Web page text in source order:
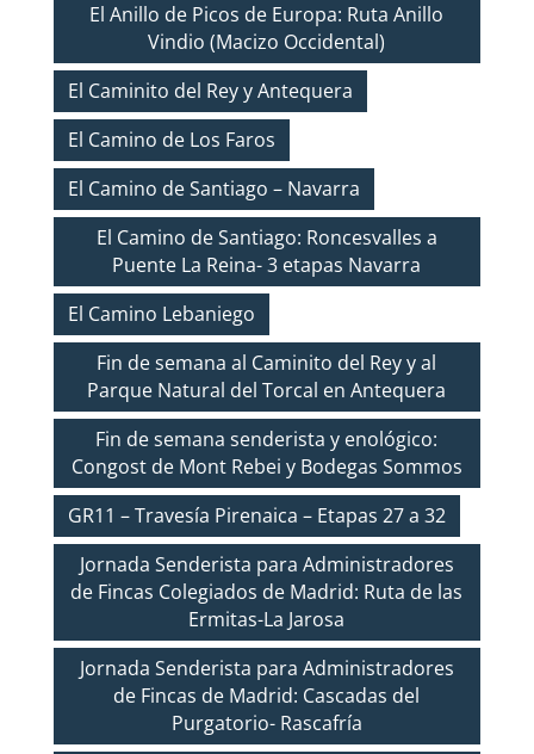
El Anillo de Picos de Europa: Ruta Anillo
Vindio (Macizo Occidental)
El Caminito del Rey y Antequera
El Camino de Los Faros
El Camino de Santiago – Navarra
El Camino de Santiago: Roncesvalles a
Puente La Reina- 3 etapas Navarra
El Camino Lebaniego
Fin de semana al Caminito del Rey y al
Parque Natural del Torcal en Antequera
Fin de semana senderista y enológico:
Congost de Mont Rebei y Bodegas Sommos
GR11 – Travesía Pirenaica – Etapas 27 a 32
Jornada Senderista para Administradores
de Fincas Colegiados de Madrid: Ruta de las
Ermitas-La Jarosa
Jornada Senderista para Administradores
de Fincas de Madrid: Cascadas del
Purgatorio- Rascafría